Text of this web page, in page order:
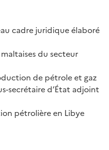
cadre juridique élaboré
du secteur
de pétrole et gaz
secrétaire d’État adjoint
pétrolière en Libye